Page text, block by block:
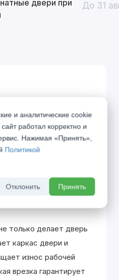
двери при
До 31
Вашему вниманию
в себя дух
Символы города в
и блеск стекла
данной
только делает дверь
каркас двери и
износ рабочей
врезка гарантирует
и аналитические cookie
работал корректно и
Нажимая «Принять»,
Политикой
Отклонить Принять